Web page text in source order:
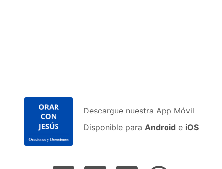
Descargue nuestra App Móvil
Disponible para Android e iOS